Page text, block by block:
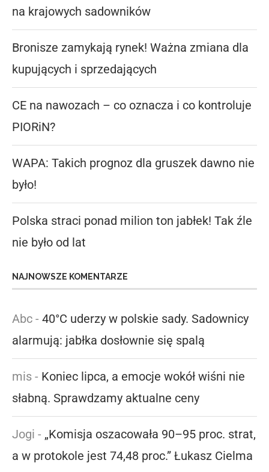
na krajowych sadowników
Bronisze zamykają rynek! Ważna zmiana dla
kupujących i sprzedających
CE na nawozach – co oznacza i co kontroluje
PIORiN?
WAPA: Takich prognoz dla gruszek dawno nie
było!
Polska straci ponad milion ton jabłek! Tak źle
nie było od lat
NAJNOWSZE KOMENTARZE
Abc - 40°C uderzy w polskie sady. Sadownicy
alarmują: jabłka dosłownie się spalą
mis - Koniec lipca, a emocje wokół wiśni nie
słabną. Sprawdzamy aktualne ceny
Jogi - „Komisja oszacowała 90–95 proc. strat,
a w protokole jest 74,48 proc.” Łukasz Cielma